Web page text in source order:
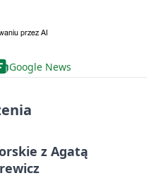
Google News
z Agatą